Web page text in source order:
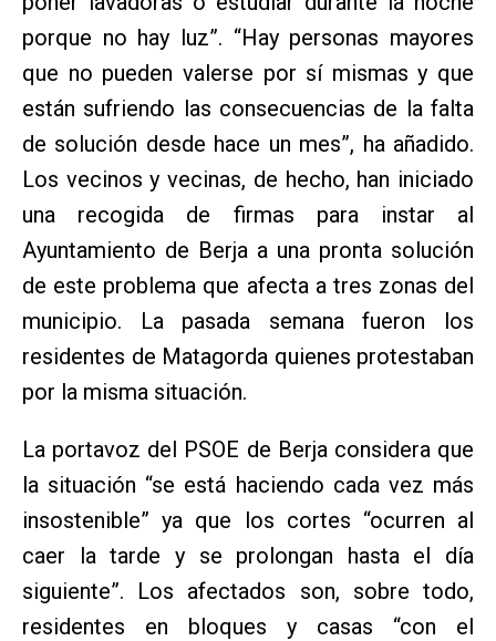
porque no hay luz”. “Hay personas mayores
que no pueden valerse por sí mismas y que
están sufriendo las consecuencias de la falta
de solución desde hace un mes”, ha añadido.
Los vecinos y vecinas, de hecho, han iniciado
una recogida de firmas para instar al
Ayuntamiento de Berja a una pronta solución
de este problema que afecta a tres zonas del
municipio. La pasada semana fueron los
residentes de Matagorda quienes protestaban
por la misma situación.
La portavoz del PSOE de Berja considera que
la situación “se está haciendo cada vez más
insostenible” ya que los cortes “ocurren al
caer la tarde y se prolongan hasta el día
siguiente”. Los afectados son, sobre todo,
residentes en bloques y casas “con el